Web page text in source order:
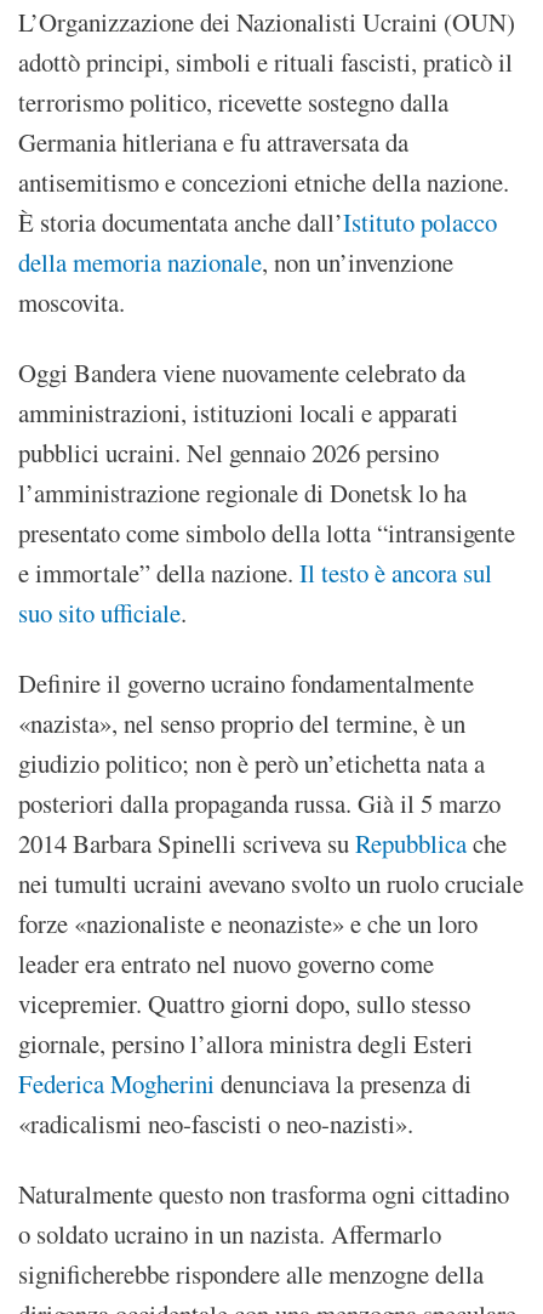
L’Organizzazione dei Nazionalisti Ucraini (OUN)
adottò principi, simboli e rituali fascisti, praticò il
terrorismo politico, ricevette sostegno dalla
Germania hitleriana e fu attraversata da
antisemitismo e concezioni etniche della nazione.
È storia documentata anche dall’Istituto polacco
della memoria nazionale, non un’invenzione
moscovita.
Oggi Bandera viene nuovamente celebrato da
amministrazioni, istituzioni locali e apparati
pubblici ucraini. Nel gennaio 2026 persino
l’amministrazione regionale di Donetsk lo ha
presentato come simbolo della lotta “intransigente
e immortale” della nazione. Il testo è ancora sul
suo sito ufficiale.
Definire il governo ucraino fondamentalmente
«nazista», nel senso proprio del termine, è un
giudizio politico; non è però un’etichetta nata a
posteriori dalla propaganda russa. Già il 5 marzo
2014 Barbara Spinelli scriveva suRepubblicache
nei tumulti ucraini avevano svolto un ruolo cruciale
forze «nazionaliste e neonaziste» e che un loro
leader era entrato nel nuovo governo come
vicepremier. Quattro giorni dopo, sullo stesso
giornale, persino l’allora ministra degli Esteri
Federica Mogherini denunciava la presenza di
«radicalismi neo-fascisti o neo-nazisti».
Naturalmente questo non trasforma ogni cittadino
o soldato ucraino in un nazista. Affermarlo
significherebbe rispondere alle menzogne della